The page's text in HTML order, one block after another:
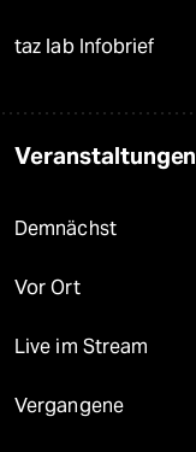
taz lab Infobrief
Veranstaltungen
Demnächst
Vor Ort
Live im Stream
Vergangene